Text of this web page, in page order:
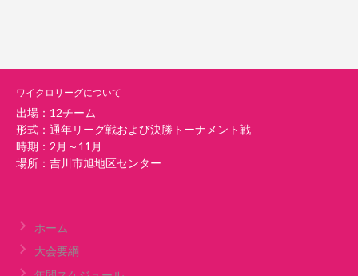
ワイクロリーグについて
出場：12チーム
形式：通年リーグ戦および決勝トーナメント戦
時期：2月～11月
場所：吉川市旭地区センター
ホーム
大会要綱